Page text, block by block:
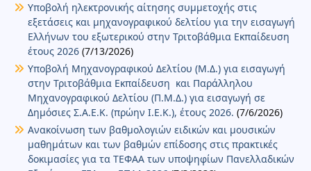
Υποβολή ηλεκτρονικής αίτησης συμμετοχής στις
εξετάσεις και μηχανογραφικού δελτίου για την εισαγωγή
Ελλήνων του εξωτερικού στην Τριτοβάθμια Εκπαίδευση
έτους 2026 (7/13/2026)
Υποβολή Μηχανογραφικού Δελτίου (Μ.Δ.) για εισαγωγή
στην Τριτοβάθμια Εκπαίδευση και Παράλληλου
Μηχανογραφικού Δελτίου (Π.Μ.Δ.) για εισαγωγή σε
Δημόσιες Σ.Α.Ε.Κ. (πρώην Ι.Ε.Κ.), έτους 2026. (7/6/2026)
Ανακοίνωση των βαθμολογιών ειδικών και μουσικών
μαθημάτων και των βαθμών επίδοσης στις πρακτικές
δοκιμασίες για τα ΤΕΦΑΑ των υποψηφίων Πανελλαδικών